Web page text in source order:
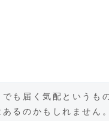
でも届く気配というも
るのかもしれません